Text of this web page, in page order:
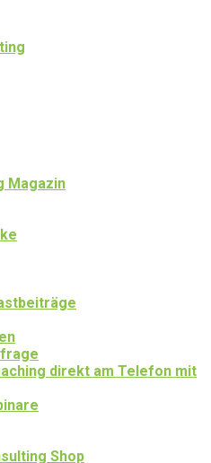
Magazin
direkt am Telefon mit
Shop